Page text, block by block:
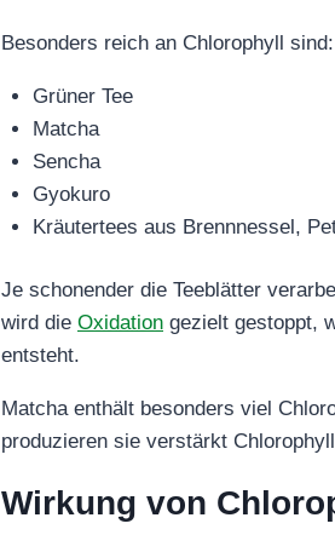
Besonders reich an Chlorophyll sind:
Grüner Tee
Matcha
Sencha
Gyokuro
Kräutertees aus Brennnessel,
Je schonender die Teeblätter
wird die Oxidation gezielt gestoppt,
entsteht.
Matcha enthält besonders viel
produzieren sie verstärkt
Wirkung von